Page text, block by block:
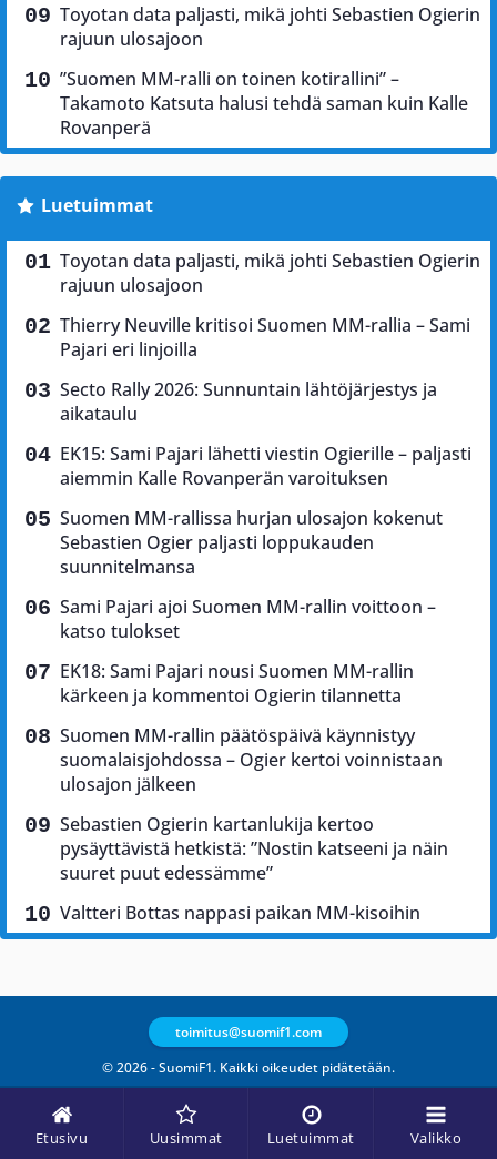
Etusivu Uusimmat Luetuimmat Valikko
Toyotan data paljasti, mikä johti Sebastien Ogierin
rajuun ulosajoon
”Suomen MM-ralli on toinen kotirallini” –
Takamoto Katsuta halusi tehdä saman kuin Kalle
Rovanperä
Luetuimmat
Toyotan data paljasti, mikä johti Sebastien Ogierin
rajuun ulosajoon
Thierry Neuville kritisoi Suomen MM-rallia – Sami
Pajari eri linjoilla
Secto Rally 2026: Sunnuntain lähtöjärjestys ja
aikataulu
EK15: Sami Pajari lähetti viestin Ogierille – paljasti
aiemmin Kalle Rovanperän varoituksen
Suomen MM-rallissa hurjan ulosajon kokenut
Sebastien Ogier paljasti loppukauden
suunnitelmansa
Sami Pajari ajoi Suomen MM-rallin voittoon –
katso tulokset
EK18: Sami Pajari nousi Suomen MM-rallin
kärkeen ja kommentoi Ogierin tilannetta
Suomen MM-rallin päätöspäivä käynnistyy
suomalaisjohdossa – Ogier kertoi voinnistaan
ulosajon jälkeen
Sebastien Ogierin kartanlukija kertoo
pysäyttävistä hetkistä: ”Nostin katseeni ja näin
suuret puut edessämme”
Valtteri Bottas nappasi paikan MM-kisoihin
© 2026 - SuomiF1. Kaikki oikeudet pidätetään.
toimitus@suomif1.com